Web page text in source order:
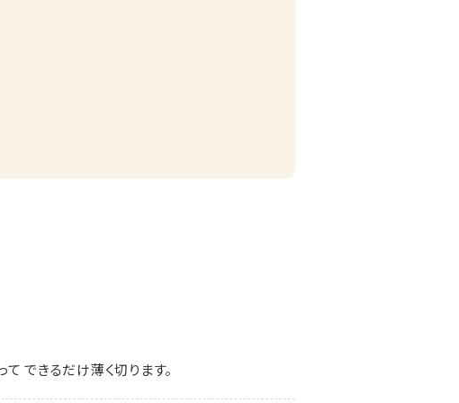
できるだけ薄く切ります。